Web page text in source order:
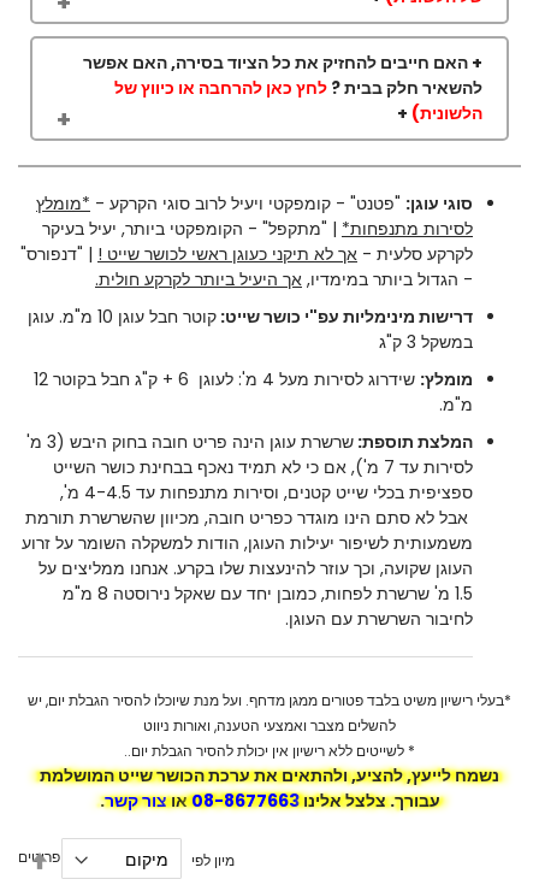
+ האם חייבים להחזיק את כל הציוד בסירה, האם אפשר
להשאיר חלק בבית ? לחץ כאן להרחבה או כיווץ של
הלשונית) +
סוגי עוגן: "פטנט" - קומפקטי ויעיל לרוב סוגי הקרקע - *מומלץ
לסירות מתנפחות* | "מתקפל" - הקומפקטי ביותר, יעיל בעיקר
לקרקע סלעית - אך לא תיקני כעוגן ראשי לכושר שייט ! | "דנפורס"
- הגדול ביותר במימדיו, אך היעיל ביותר לקרקע חולית.
דרישות מינימליות עפ"י כושר שייט:
קוטר חבל עוגן 10 מ"מ. עוגן
במשקל 3 ק"ג
מומלץ:
שידרוג לסירות מעל 4 מ': לעוגן 6 + ק"ג חבל בקוטר 12
מ"מ.
המלצת תוספת:
שרשרת עוגן הינה פריט חובה בחוק היבש (3 מ'
לסירות עד 7 מ'), אם כי לא תמיד נאכף בבחינת כושר השייט
ספציפית בכלי שייט קטנים, וסירות מתנפחות עד 4-4.5 מ',
אבל לא סתם הינו מוגדר כפריט חובה, מכיוון שהשרשרת תורמת
משמעותית לשיפור יעילות העוגן, הודות למשקלה השומר על זרוע
העוגן שקועה, וכך עוזר להינעצות שלו בקרע. אנחנו ממליצים על
1.5 מ' שרשרת לפחות, כמובן יחד עם שאקל נירוסטה 8 מ"מ
לחיבור השרשרת עם העוגן.
*בעלי רישיון משיט בלבד פטורים ממגן מדחף. ועל מנת שיוכלו להסיר הגבלת יום, יש
להשלים מצבר ואמצעי הטענה, ואורות ניווט
* לשייטים ללא רישיון אין יכולת להסיר הגבלת יום..
נשמח לייעץ, להציע, ולהתאים את ערכת הכושר שייט המושלמת
עבורך. צלצל אלינו08-8677663אוצור קשר.
15 פריטים מיון לפי
הגדר